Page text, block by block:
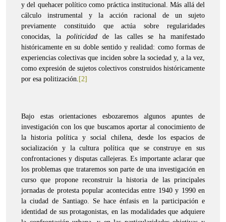
y del quehacer político como práctica institucional. Más allá del
cálculo instrumental y la acción racional de un sujeto
previamente constituido que actúa sobre regularidades
conocidas, la politicidadde las calles se ha manifestado
históricamente en su doble sentido y realidad: como formas de
experiencias colectivas que inciden sobre la sociedad y, a la vez,
como expresión de sujetos colectivos construidos históricamente
por esa politización. [2]
Bajo estas orientaciones esbozaremos algunos apuntes de
investigación con los que buscamos aportar al conocimiento de
la historia política y social chilena, desde los espacios de
socialización y la cultura política que se construye en sus
confrontaciones y disputas callejeras. Es importante aclarar que
los problemas que trataremos son parte de una investigación en
curso que propone reconstruir la historia de las principales
jornadas de protesta popular acontecidas entre 1940 y 1990 en
la ciudad de Santiago. Se hace énfasis en la participación e
identidad de sus protagonistas, en las modalidades que adquiere